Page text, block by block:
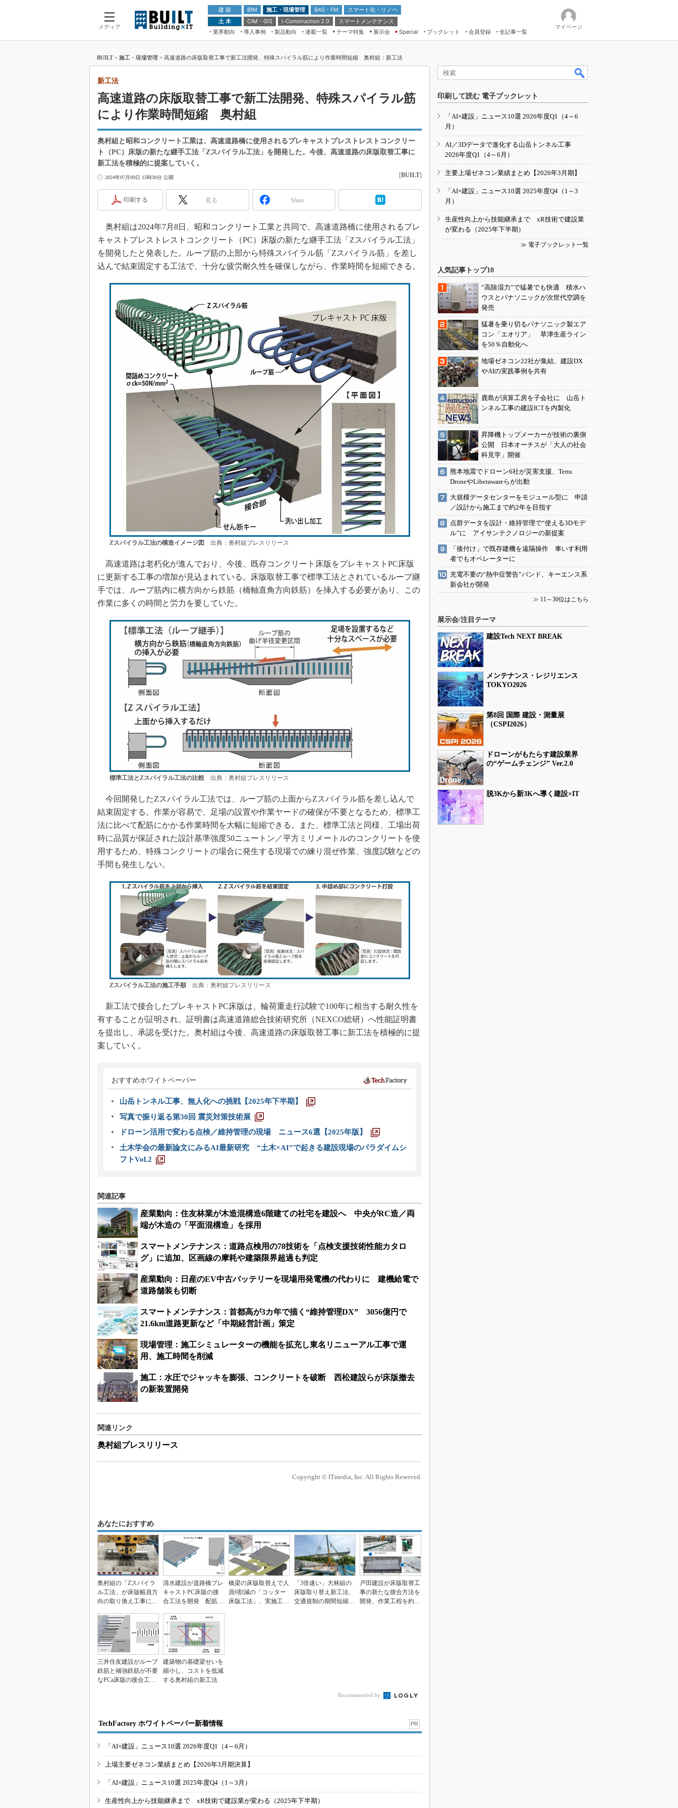
メディア
建 築 BIM 施工・現場管理 BAS・FM
スマート化・リノベ
土 木
CIM・GIS i-Construction 2.0
スマートメンテナンス
業界動向
導入事例 製品動向 連載一覧
テーマ特集
ドローンがもたらす建設業界の“ゲー
ムチェンジ” Ver.2.0
“Society5.0”時代のスマートビル
VR／ARが描くモノづくりのミライ
展示会
第8回 国際 建設・測量展
築・土木・不動産の先端技術展－
メンテナンス・レジリエンスOSAKA
日本 ものづくりワールド 2020
IGAS2018
Special ブックレット 会員登録 全記事一覧
マイページ
BUILT > 施工・現場管理 > 高速道路の床版取替工事で新工法開発、特殊スパイラル筋により作業時間短縮 奥村組：新工法
高速道路の床版取替工事で新工法開発、特殊スパイラル筋
により作業時間短縮 奥村組
新工法
奥村組と昭和コンクリート工業は、高速道路橋に使用されるプレキャストプレストレストコンクリー
ト（PC）床版の新たな継手工法「Zスパイラル工法」を開発した。今後、高速道路の床版取替工事に
新工法を積極的に提案していく。
2024年07月09日 15時30分 公開 [BUILT]
印刷する 見る Share
奥村組は2024年7月8日、昭和コンクリート工業と共同で、高速道路橋に使用されるプレ
キャストプレストレストコンクリート（PC）床版の新たな継手工法「Zスパイラル工法」
を開発したと発表した。ループ筋の上部から特殊スパイラル筋「Zスパイラル筋」を差し
込んで結束固定する工法で、十分な疲労耐久性を確保しながら、作業時間を短縮できる。
Zスパイラル工法の構造イメージ図 出典：奥村組プレスリリース
高速道路は老朽化が進んでおり、今後、既存コンクリート床版をプレキャストPC床版
に更新する工事の増加が見込まれている。床版取替工事で標準工法とされているループ継
手では、ループ筋内に横方向から鉄筋（橋軸直角方向鉄筋）を挿入する必要があり、この
作業に多くの時間と労力を要していた。
標準工法とZスパイラル工法の比較出典：奥村組プレスリリース
今回開発したZスパイラル工法では、ループ筋の上面からZスパイラル筋を差し込んで
結束固定する。作業が容易で、足場の設置や作業ヤードの確保が不要となるため、標準工
法に比べて配筋にかかる作業時間を大幅に短縮できる。また、標準工法と同様、工場出荷
時に品質が保証された設計基準強度50ニュートン／平方ミリメートルのコンクリートを使
用するため、特殊コンクリートの場合に発生する現場での練り混ぜ作業、強度試験などの
手間も発生しない。
Zスパイラル工法の施工手順出典：奥村組プレスリリース
新工法で接合したプレキャストPC床版は、輪荷重走行試験で100年に相当する耐久性を
有することが証明され、証明書は高速道路総合技術研究所（NEXCO総研）へ性能証明書
を提出し、承認を受けた。奥村組は今後、高速道路の床版取替工事に新工法を積極的に提
案していく。
おすすめホワイトペーパー
山岳トンネル工事、無人化への挑戦【2025年下半期】
写真で振り返る第30回 震災対策技術展
ドローン活用で変わる点検／維持管理の現場 ニュース6選【2025年版】
土木学会の最新論文にみるAI最新研究 “土木×AI”で起きる建設現場のパラダイムシ
フトVol.2
関連記事
産業動向：住友林業が木造混構造6階建ての社宅を建設へ 中央がRC造／両
端が木造の「平面混構造」を採用
スマートメンテナンス：道路点検用の78技術を「点検支援技術性能カタロ
グ」に追加、区画線の摩耗や建築限界超過も判定
産業動向：日産のEV中古バッテリーを現場用発電機の代わりに 建機給電で
道路舗装も切断
スマートメンテナンス：首都高が3カ年で描く“維持管理DX” 3056億円で
21.6km道路更新など「中期経営計画」策定
現場管理：施工シミュレーターの機能を拡充し東名リニューアル工事で運
用、施工時間を削減
施工：水圧でジャッキを膨張、コンクリートを破断 西松建設らが床版撤去
の新装置開発
関連リンク
奥村組プレスリリース
Copyright © ITmedia, Inc. All Rights Reserved.
あなたにおすすめ
奥村組の「Zスパイラ
ル工法」が床版幅員方
向の取り換え工事に適
清水建設が道路橋プレ
キャストPC床版の接
合工法を開発 配筋設
橋梁の床版取替えで人
員6割減の「コッター
床版工法」、実施工に
「3倍速い」大林組の
床版取り替え新工法、
交通規制の期間短縮が
戸田建設が床版取替工
事の新たな接合方法を
開発、作業工程を約2
三井住友建設がループ
鉄筋と補強鉄筋が不要
なPCa床版の接合工法
建築物の基礎梁せいを
縮小し、コストを低減
する奥村組の新工法
Recommended by
TechFactory ホワイトペーパー新着情報 PR
「AI×建設」ニュース10選 2026年度Q1（4～6月）
上場主要ゼネコン業績まとめ【2026年3月期決算】
「AI×建設」ニュース10選 2025年度Q4（1～3月）
生産性向上から技能継承まで xR技術で建設業が変わる（2025年下半期）
印刷して読む 電子ブックレット
「AI×建設」ニュース10選 2026年度Q1（4～6
月）
AI／3Dデータで進化する山岳トンネル工事
2026年度Q1（4～6月）
主要上場ゼネコン業績まとめ【2026年3月期】
「AI×建設」ニュース10選 2025年度Q4（1～3
月）
生産性向上から技能継承まで xR技術で建設業
が変わる（2025年下半期）
≫ 電子ブックレット一覧
人気記事トップ10
“高除湿力”で猛暑でも快適 積水ハ
ウスとパナソニックが次世代空調を
発売
猛暑を乗り切るパナソニック製エア
コン「エオリア」 草津生産ライン
を50％自動化へ
地場ゼネコン22社が集結、建設DX
やAIの実践事例を共有
鹿島が演算工房を子会社に 山岳ト
ンネル工事の建設ICTを内製化
昇降機トップメーカーが技術の裏側
公開 日本オーチスが「大人の社会
科見学」開催
熊本地震でドローン6社が災害支援、Terra
DroneやLiberawareらが出動
大規模データセンターをモジュール型に 申請
／設計から施工まで約2年を目指す
点群データを設計・維持管理で“使える3Dモデ
ル”に アイサンテクノロジーの新提案
「後付け」で既存建機を遠隔操作 車いす利用
者でもオペレーターに
充電不要の“熱中症警告”バンド、キーエンス系
新会社が開発
≫ 11～30位はこちら
展示会/注目テーマ
建設Tech NEXT BREAK
メンテナンス・レジリエンス
TOKYO2026
第8回 国際 建設・測量展
（CSPI2026）
ドローンがもたらす建設業界
の“ゲームチェンジ” Ver.2.0
脱3Kから新3Kへ導く建設×IT